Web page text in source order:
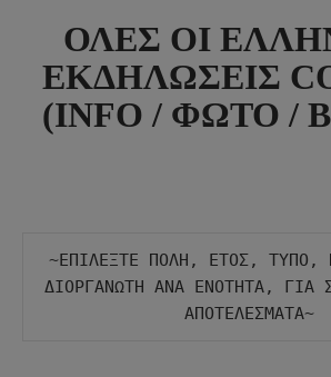
ΟΛΕΣ ΟΙ
ΕΚΔΗΛΩΣΕΙΣ
(INFO / ΦΩΤΟ /
~ΕΠΙΛΕΞΤΕ ΠΟΛΗ, ΕΤΟΣ, ΤΥΠΟ,
ΔΙΟΡΓΑΝΩΤΗ ΑΝΑ ΕΝΟΤΗΤΑ, ΓΙΑ
ΑΠΟΤΕΛΕΣΜΑΤΑ~